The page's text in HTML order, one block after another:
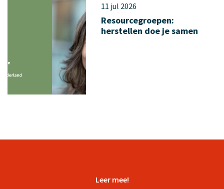
11 jul 2026
Resourcegroepen:
herstellen doe je samen
Leer mee!